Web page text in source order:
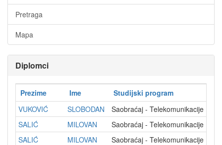
Pretraga
Mapa
Diplomci
Prezime Ime
Studijski program
VUKOVIĆ
SLOBODAN
Saobraćaj - Telekomunikacije
SALIĆ
MILOVAN
Saobraćaj - Telekomunikacije
SALIĆ
MILOVAN
Saobraćaj - Telekomunikacije